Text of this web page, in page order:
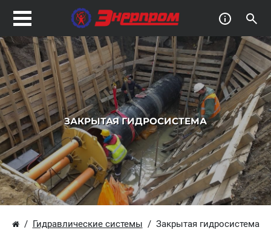
ЗАКРЫТАЯ ГИДРОСИСТЕМА
Гидравлические системы Закрытая гидросистема